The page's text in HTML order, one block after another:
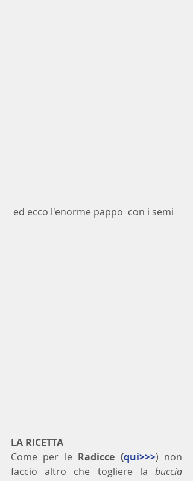
ed ecco l'enorme pappo  con i semi
LA RICETTA
Come per le Radicce (qui>>>) non
faccio altro che togliere la